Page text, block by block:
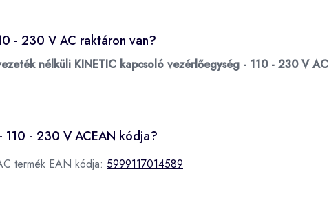
- 230 V AC raktáron van?
nélküli KINETIC kapcsoló vezérlőegység - 110 - 230 V AC
110 - 230 V ACEAN kódja?
termék EAN kódja: 5999117014589